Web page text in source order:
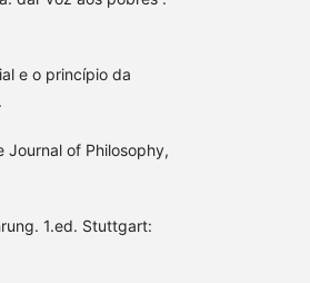
e o princípio da
Journal of Philosophy,
1.ed. Stuttgart: